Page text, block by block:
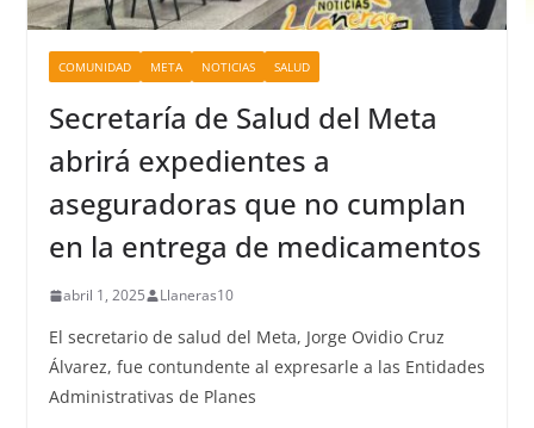
COMUNIDAD META NOTICIAS SALUD
Secretaría de Salud del Meta
abrirá expedientes a
aseguradoras que no cumplan
en la entrega de medicamentos
abril 1, 2025 Llaneras10
El secretario de salud del Meta, Jorge Ovidio Cruz
Álvarez, fue contundente al expresarle a las Entidades
Administrativas de Planes